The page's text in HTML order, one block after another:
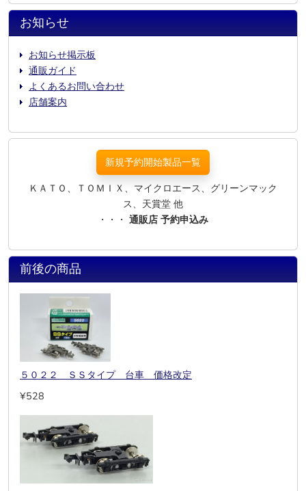
お知らせ
お知らせ掲示板
通販ガイド
よくあるお問い合わせ
店舗案内
新規予約開始製品一覧
ＫＡＴＯ、ＴＯＭＩＸ、マイクロエース、グリーンマック
ス、天賞堂 他
・・・ 通販店 予約申込み
前後の商品
５０２２ ＳＳタイプ 台車 価格改定
¥528